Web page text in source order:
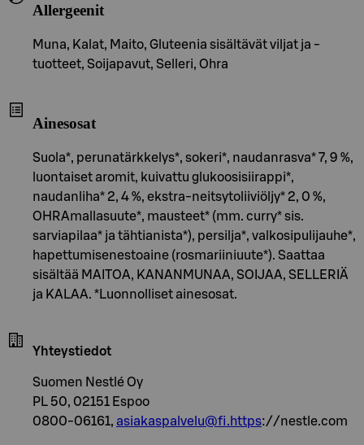
Allergeenit
Muna, Kalat, Maito, Gluteenia sisältävät viljat ja -
tuotteet, Soijapavut, Selleri, Ohra
Ainesosat
Suola*, perunatärkkelys*, sokeri*, naudanrasva* 7, 9 %,
luontaiset aromit, kuivattu glukoosisiirappi*,
naudanliha* 2, 4 %, ekstra-neitsytoliiviöljy* 2, 0 %,
OHRAmallasuute*, mausteet* (mm. curry* sis.
sarviapilaa* ja tähtianista*), persilja*, valkosipulijauhe*,
hapettumisenestoaine (rosmariiniuute*). Saattaa
sisältää MAITOA, KANANMUNAA, SOIJAA, SELLERIÄ
ja KALAA. *Luonnolliset ainesosat.
Yhteystiedot
Suomen Nestlé Oy
PL 50, 02151 Espoo
0800-06161, asiakaspalvelu@fi.https://nestle.com